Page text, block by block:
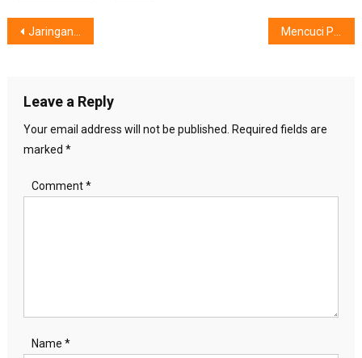
Post
Jaringan Terpercaya Knox Matrix, Menciptakan Apa Saja Kah ?
Leave a Reply
Your email address will not be published.
Required fields are
marked *
Comment*
Name *